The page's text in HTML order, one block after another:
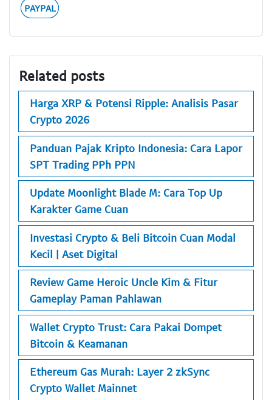
PAYPAL
Related posts
Harga XRP & Potensi Ripple: Analisis Pasar
Crypto 2026
Panduan Pajak Kripto Indonesia: Cara Lapor
SPT Trading PPh PPN
Update Moonlight Blade M: Cara Top Up
Karakter Game Cuan
Investasi Crypto & Beli Bitcoin Cuan Modal
Kecil | Aset Digital
Review Game Heroic Uncle Kim & Fitur
Gameplay Paman Pahlawan
Wallet Crypto Trust: Cara Pakai Dompet
Bitcoin & Keamanan
Ethereum Gas Murah: Layer 2 zkSync
Crypto Wallet Mainnet